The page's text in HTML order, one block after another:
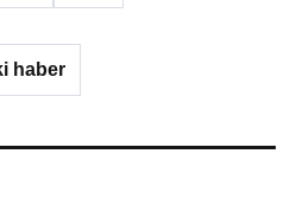
haber